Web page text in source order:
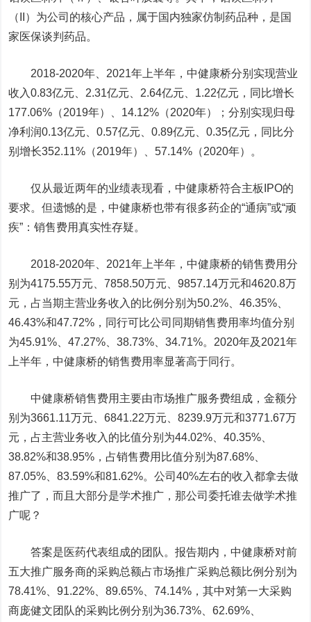
（II）为公司的核心产品，属于国内独家仿制药品种，是国
家医保谈判药品。
2018-2020年、2021年上半年，中健康桥分别实现营业
收入0.83亿元、2.31亿元、2.64亿元、1.22亿元，同比增长
177.06%（2019年）、14.12%（2020年）；分别实现归母
净利润0.13亿元、0.57亿元、0.89亿元、0.35亿元，同比分
别增长352.11%（2019年）、57.14%（2020年）。
仅从最近两年的业绩表现看，中健康桥符合主板IPO的
要求。但遗憾的是，中健康桥也带有很多药企的“通病”或“顽
疾”：销售费用真实性存疑。
2018-2020年、2021年上半年，中健康桥的销售费用分
别为4175.55万元、7858.50万元、9857.14万元和4620.8万
元，占当期主营业务收入的比例分别为50.2%、46.35%、
46.43%和47.72%，同行可比公司同期销售费用率均值分别
为45.91%、47.27%、38.73%、34.71%。2020年及2021年
上半年，中健康桥的销售费用率显著高于同行。
中健康桥销售费用主要由市场推广服务费组成，金额分
别为3661.11万元、6841.22万元、8239.9万元和3771.67万
元，占主营业务收入的比值分别为44.02%、40.35%、
38.82%和38.95%，占销售费用比值分别为87.68%、
87.05%、83.59%和81.62%。公司40%左右的收入都拿去做
推广了，而且大部分是学术推广，那公司委托谁去做学术推
广呢？
答案是医药代表组成的团队。报告期内，中健康桥对前
五大推广服务商的采购总额占市场推广采购总额比例分别为
78.41%、91.22%、89.65%、74.14%，其中对第一大采购
商庞健文团队的采购比例分别为36.73%、62.69%、